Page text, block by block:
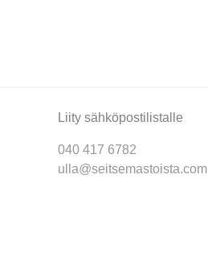
Liity sähköpostilistalle
040 417 6782
ulla@seitsemastoista.com